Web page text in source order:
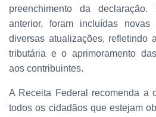
preenchimento da
anterior, foram incluídas
diversas atualizações, refletindo
tributária e o aprimoramento
aos contribuintes.
A Receita Federal recomenda a
todos os cidadãos que estejam